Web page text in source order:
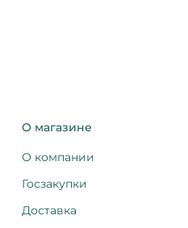
О магазине
О компании
Госзакупки
Доставка